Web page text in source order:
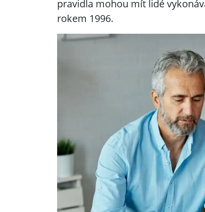
pravidla mohou mít lidé
rokem 1996.